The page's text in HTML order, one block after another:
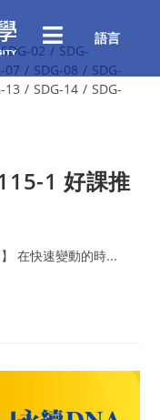
語言
SDG-02 / SDG-
07 / SDG-08 / SDG-
13 / SDG-14 / SDG-
1 好課推
在快速變動的時...